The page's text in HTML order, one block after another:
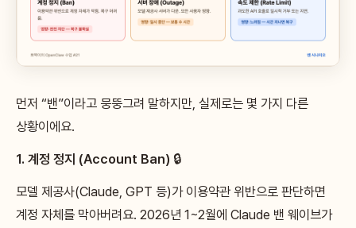
먼저 “밴”이라고 뭉뚱그려 말하지만, 실제로는 몇 가지 다른
상황이에요.
1. 계정 정지 (Account Ban) 🔒
모델 제공사(Claude, GPT 등)가 이용약관 위반으로 판단하면
계정 자체를 막아버려요. 2026년 1~2월에 Claude 밴 웨이브가